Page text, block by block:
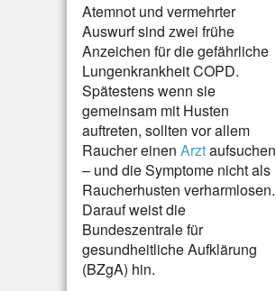
Atemnot und vermehrter
Auswurf sind zwei frühe
Anzeichen für die gefährliche
Lungenkrankheit COPD.
Spätestens wenn sie
gemeinsam mit Husten
auftreten, sollten vor allem
Raucher einen Arztaufsuchen
– und die Symptome nicht als
Raucherhusten verharmlosen.
Darauf weist die
Bundeszentrale für
gesundheitliche Aufklärung
(BZgA) hin.